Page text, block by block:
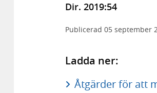
Dir. 2019:54
Publicerad 05 september
Ladda ner:
Åtgärder för att